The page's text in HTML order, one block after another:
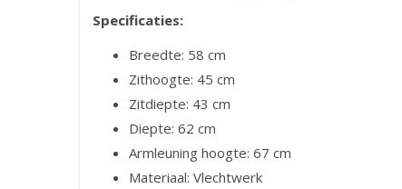
Specificaties:
Breedte: 58 cm
Zithoogte: 45 cm
Zitdiepte: 43 cm
Diepte: 62 cm
Armleuning hoogte: 67 cm
Materiaal: Vlechtwerk